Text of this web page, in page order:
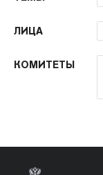
ЛИЦА
КОМИТЕТЫ